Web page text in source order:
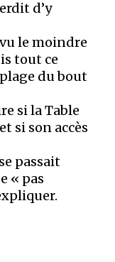
d’y
le moindre
tout ce
du bout
si la Table
si son accès
passait
« pas